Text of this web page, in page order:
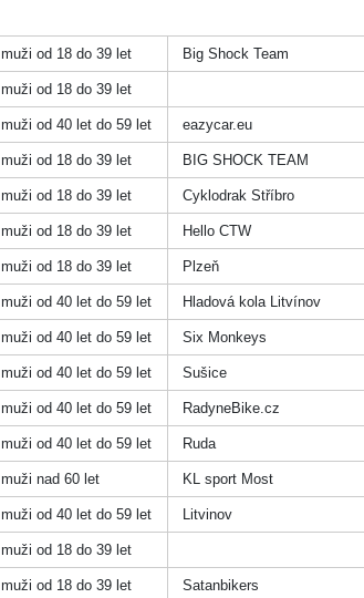
muži od 18 do 39 let Big Shock Team
muži od 18 do 39 let
muži od 40 let do 59 let eazycar.eu
muži od 18 do 39 let BIG SHOCK TEAM
muži od 18 do 39 let Cyklodrak Stříbro
muži od 18 do 39 let Hello CTW
muži od 18 do 39 let Plzeň
muži od 40 let do 59 let Hladová kola Litvínov
muži od 40 let do 59 let Six Monkeys
muži od 40 let do 59 let Sušice
muži od 40 let do 59 let RadyneBike.cz
muži od 40 let do 59 let Ruda
muži nad 60 let KL sport Most
muži od 40 let do 59 let Litvinov
muži od 18 do 39 let
muži od 18 do 39 let Satanbikers